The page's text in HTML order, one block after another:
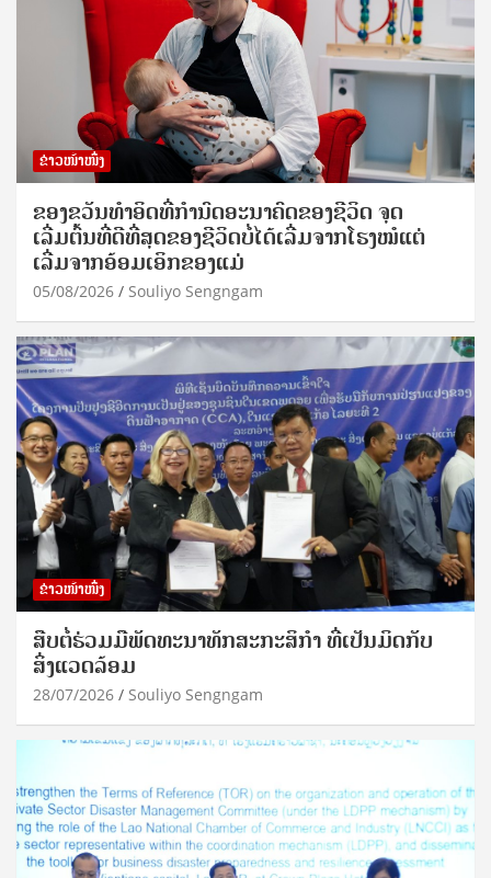
ຂ່າວໜ້າໜຶ່ງ
ຂອງຂວັນທໍາອິດທີ່ກໍານົດອະນາຄົດຂອງຊີວິດ ຈຸດ
ເລີ່ມຕົ້ນທີ່ດີທີ່ສຸດຂອງຊີວິດບໍ່ໄດ້ເລີ່ມຈາກໂຮງໝໍແຕ່
ເລີ່ມຈາກອ້ອມເອິກຂອງແມ່
05/08/2026 Souliyo Sengngam
ຂ່າວໜ້າໜຶ່ງ
ສືບຕໍ່ຮ່ວມມືພັດທະນາທັກສະກະສິກຳ ທີ່ເປັນມິດກັບ
ສິ່ງແວດລ້ອມ
28/07/2026 Souliyo Sengngam